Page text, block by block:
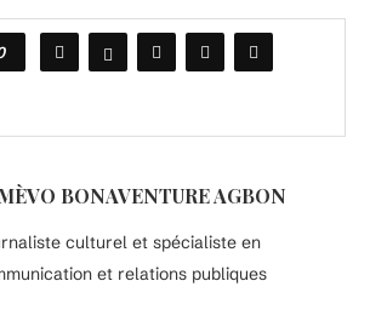
BONAVENTURE AGBON
culturel et spécialiste en
et relations publiques